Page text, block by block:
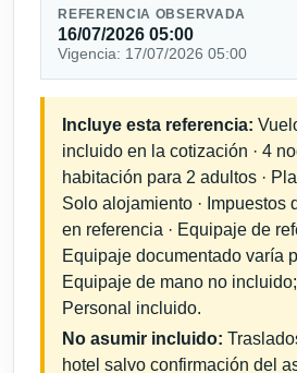
REFERENCIA OBSERVADA
16/07/2026 05:00
Vigencia: 17/07/2026 05:00
Incluye esta referencia:
incluido en la cotización · 4
habitación para 2 adultos ·
Solo alojamiento · Impuestos
en referencia · Equipaje de
Equipaje documentado varía
Equipaje de mano no
Personal incluido.
No asumir incluido:
hotel salvo confirmación del